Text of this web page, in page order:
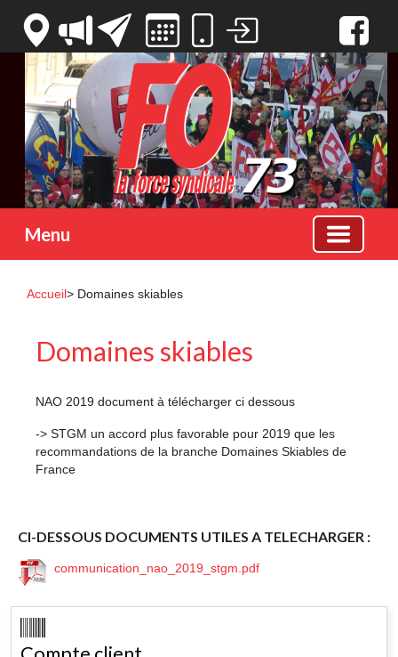
Menu
Accueil> Domaines skiables
Domaines skiables
NAO 2019 document à télécharger ci dessous
-> STGM un accord plus favorable pour 2019 que les
recommandations de la branche Domaines Skiables de
France
CI-DESSOUS DOCUMENTS UTILES A TELECHARGER :
communication_nao_2019_stgm.pdf